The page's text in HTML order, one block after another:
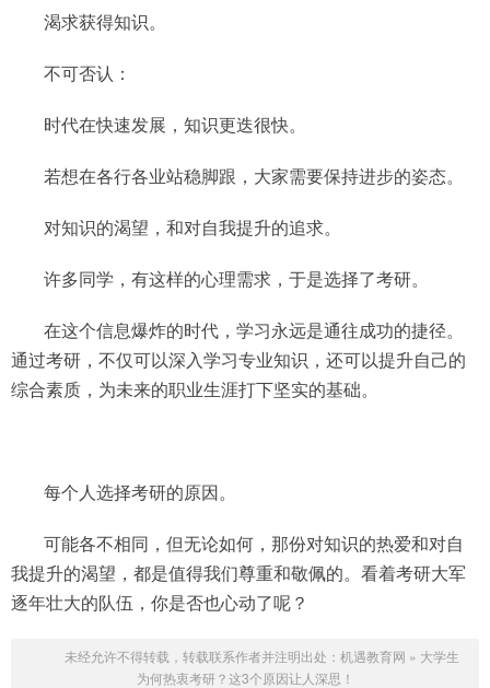
渴求获得知识。
不可否认：
时代在快速发展，知识更迭很快。
若想在各行各业站稳脚跟，大家需要保持进步的姿态。
对知识的渴望，和对自我提升的追求。
许多同学，有这样的心理需求，于是选择了考研。
在这个信息爆炸的时代，学习永远是通往成功的捷径。
通过考研，不仅可以深入学习专业知识，还可以提升自己的
综合素质，为未来的职业生涯打下坚实的基础。
每个人选择考研的原因。
可能各不相同，但无论如何，那份对知识的热爱和对自
我提升的渴望，都是值得我们尊重和敬佩的。看着考研大军
逐年壮大的队伍，你是否也心动了呢？
未经允许不得转载，转载联系作者并注明出处： 机遇教育网 » 大学生
为何热衷考研？这3个原因让人深思！